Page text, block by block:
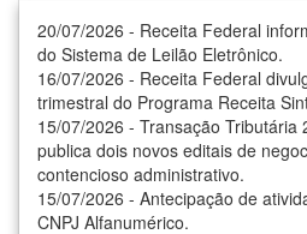
20/07/2026 - Receita Federal
do Sistema de Leilão Eletrônico.
16/07/2026 - Receita Federal
trimestral do Programa Receita
15/07/2026 - Transação Tributária
publica dois novos editais de
contencioso administrativo.
15/07/2026 - Antecipação de
CNPJ Alfanumérico.